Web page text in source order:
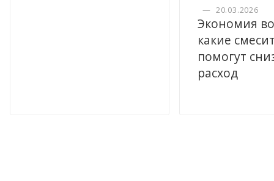
— 20.03.2026
Экономия
какие
помогут
расход